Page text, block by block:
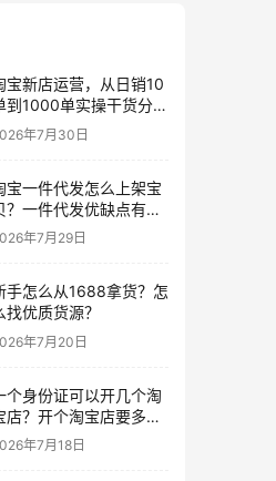
宝新店运营，从日销10
到1000单实操干货分
！年7月30日
宝一件代发怎么上架宝
？一件代发优缺点有哪
？年7月29日
手怎么从1688拿货？怎
找优质货源？
年7月20日
个身份证可以开几个淘
店？开个淘宝店要多少
？年7月18日